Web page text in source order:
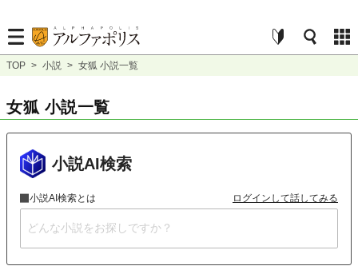
TOP > 小説 > 女狐 小説一覧
女狐 小説一覧
小説AI検索
小説AI検索とは ログインして話してみる